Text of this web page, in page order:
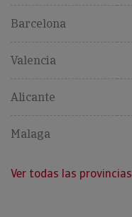
Barcelona
Valencia
Alicante
Malaga
Ver todas las provincias